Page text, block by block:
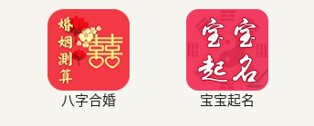
八字合婚 宝宝起名